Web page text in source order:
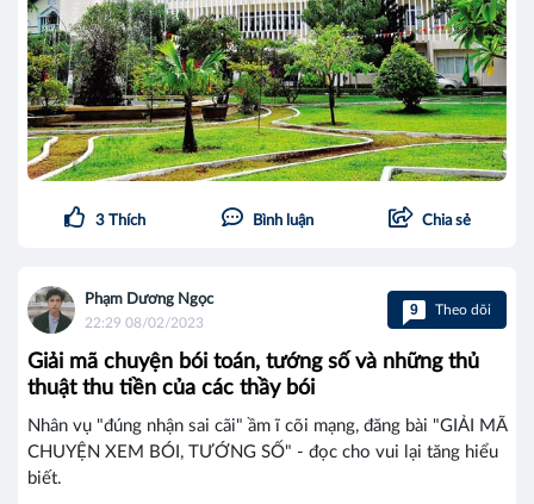
3 Thích Bình luận Chia sẻ
Phạm Dương Ngọc
22:29 08/02/2023
9 Theo dõi
Giải mã chuyện bói toán, tướng số và những thủ
thuật thu tiền của các thầy bói
Nhân vụ "đúng nhận sai cãi" ầm ĩ cõi mạng, đăng bài "GIẢI MÃ
CHUYỆN XEM BÓI, TƯỚNG SỐ" - đọc cho vui lại tăng hiểu
biết.